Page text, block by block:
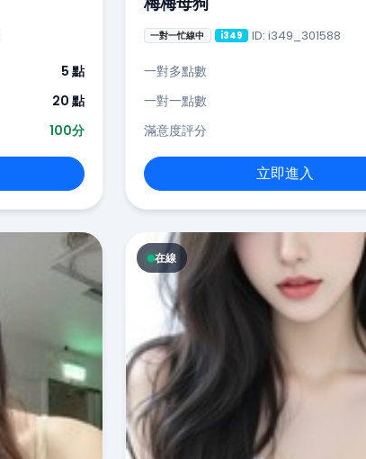
5 點
20 點
100分
一對一忙線中 i349 ID: i349_301588
一對多點數
一對一點數
滿意度評分
立即進入
在線